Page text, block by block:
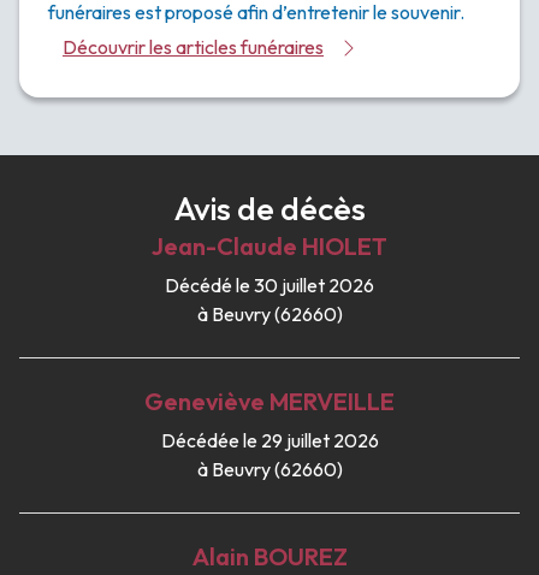
funéraires est proposé afin d’entretenir le souvenir.
Découvrir les articles funéraires
Avis de décès
Jean-Claude HIOLET
Décédé le 30 juillet 2026
à Beuvry (62660)
Geneviève MERVEILLE
Décédée le 29 juillet 2026
à Beuvry (62660)
Alain BOUREZ